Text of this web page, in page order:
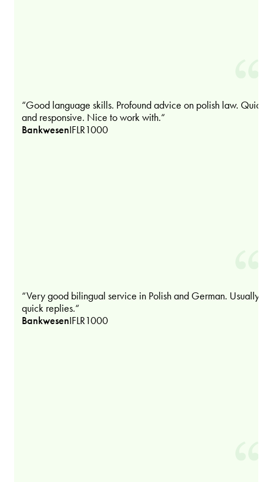
“Good language skills. Profound advice on polish law.
and responsive. Nice to work with.“
BankwesenIFLR1000
“Very good bilingual service in Polish and German. Usually
quick replies.“
BankwesenIFLR1000